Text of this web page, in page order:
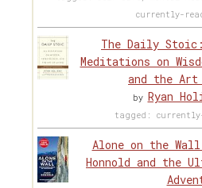
currently-
The Daily
Meditations on
and the
by Ryan
tagged:
Alone on the
Honnold and the